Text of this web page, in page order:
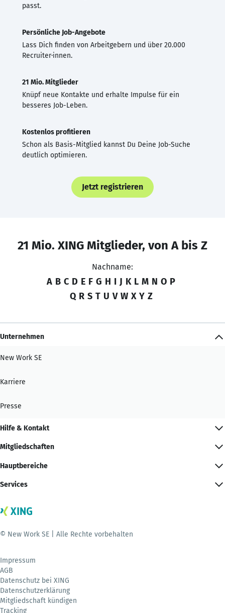
passt.
Persönliche Job-Angebote
Lass Dich finden von Arbeitgebern und über 20.000
Recruiter·innen.
21 Mio. Mitglieder
Knüpf neue Kontakte und erhalte Impulse für ein
besseres Job-Leben.
Kostenlos profitieren
Schon als Basis-Mitglied kannst Du Deine Job-Suche
deutlich optimieren.
Jetzt registrieren
21 Mio. XING Mitglieder, von A bis Z
Nachname:
A B C D E F G H I J K L M N O P
Q R S T U V W X Y Z
Unternehmen
New Work SE
Karriere
Presse
Hilfe & Kontakt
Mitgliedschaften
Hauptbereiche
Services
© New Work SE | Alle Rechte vorbehalten
Impressum
AGB
Datenschutz bei XING
Datenschutzerklärung
Mitgliedschaft kündigen
Tracking